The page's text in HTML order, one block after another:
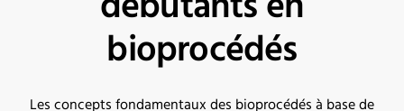
bioprocédés
Lesconcepts fondamentauxdes bioprocédés à base de